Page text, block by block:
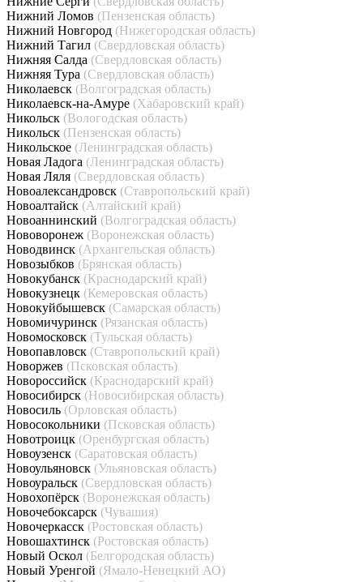
Нижний Ломов (Пензенская область)
Нижний Новгород (Нижегородская область)
Нижний Тагил (Свердловская область)
Нижняя Салда (Свердловская область)
Нижняя Тура (Свердловская область)
Николаевск (Волгоградская область)
Николаевск-на-Амуре (Хабаровский край)
Никольск (Вологодская область)
Никольск (Пензенская область)
Никольское (Ленинградская область)
Новая Ладога (Ленинградская область)
Новая Ляля (Свердловская область)
Новоалександровск (Ставропольский край)
Новоалтайск (Алтайский край)
Новоаннинский (Волгоградская область)
Нововоронеж (Воронежская область)
Новодвинск (Архангельская область)
Новозыбков (Брянская область)
Новокубанск (Краснодарский край)
Новокузнецк (Кемеровская область)
Новокуйбышевск (Самарская область)
Новомичуринск (Рязанская область)
Новомосковск (Тульская область)
Новопавловск (Ставропольский край)
Новоржев (Псковская область)
Новороссийск (Краснодарский край)
Новосибирск (Новосибирская область)
Новосиль (Орловская область)
Новосокольники (Псковская область)
Новотроицк (Оренбургская область)
Новоузенск (Саратовская область)
Новоульяновск (Ульяновская область)
Новоуральск (Свердловская область)
Новохопёрск (Воронежская область)
Новочебоксарск (Чувашия)
Новочеркасск (Ростовская область)
Новошахтинск (Ростовская область)
Новый Оскол (Белгородская область)
Новый Уренгой (Ямало-Ненецкий АО)